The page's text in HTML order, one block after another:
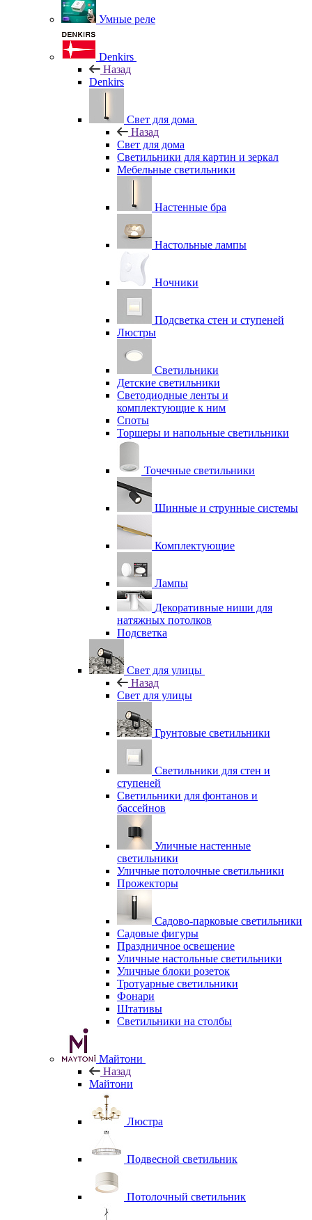
Умные реле
Denkirs
Назад
Denkirs
Свет для дома
Назад
Свет для дома
Светильники для картин и зеркал
Мебельные светильники
Настенные бра
Настольные лампы
Ночники
Подсветка стен и ступеней
Люстры
Светильники
Детские светильники
Светодиодные ленты и
комплектующие к ним
Споты
Торшеры и напольные светильники
Точечные светильники
Шинные и струнные системы
Комплектующие
Лампы
Декоративные ниши для
натяжных потолков
Подсветка
Свет для улицы
Назад
Свет для улицы
Грунтовые светильники
Светильники для стен и
ступеней
Светильники для фонтанов и
бассейнов
Уличные настенные
светильники
Уличные потолочные светильники
Прожекторы
Садово-парковые светильники
Садовые фигуры
Праздничное освещение
Уличные настольные светильники
Уличные блоки розеток
Тротуарные светильники
Фонари
Штативы
Светильники на столбы
Майтони
Назад
Майтони
Люстра
Подвесной светильник
Потолочный светильник